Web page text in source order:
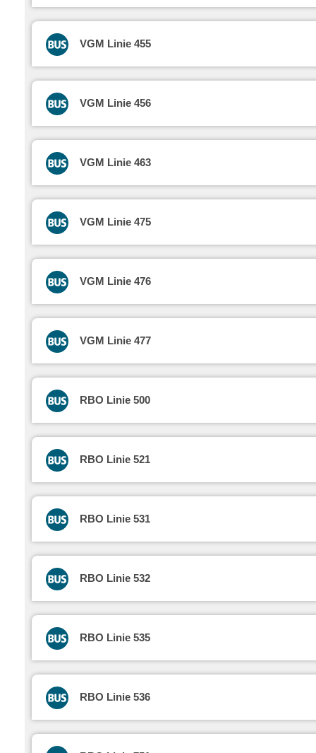
VGM Linie 455
VGM Linie 456
VGM Linie 463
VGM Linie 475
VGM Linie 476
VGM Linie 477
RBO Linie 500
RBO Linie 521
RBO Linie 531
RBO Linie 532
RBO Linie 535
RBO Linie 536